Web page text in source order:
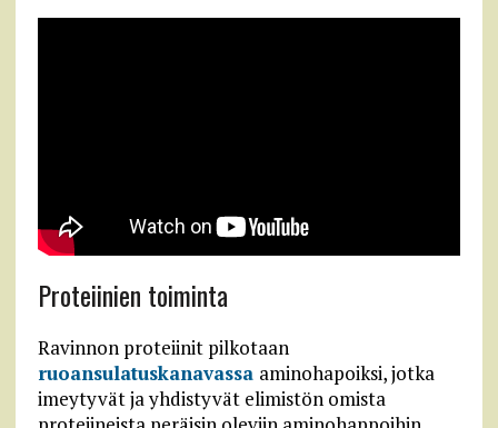
Proteiinien toiminta
Ravinnon proteiinit pilkotaan
ruoansulatuskanavassa aminohapoiksi, jotka
imeytyvät ja yhdistyvät elimistön omista